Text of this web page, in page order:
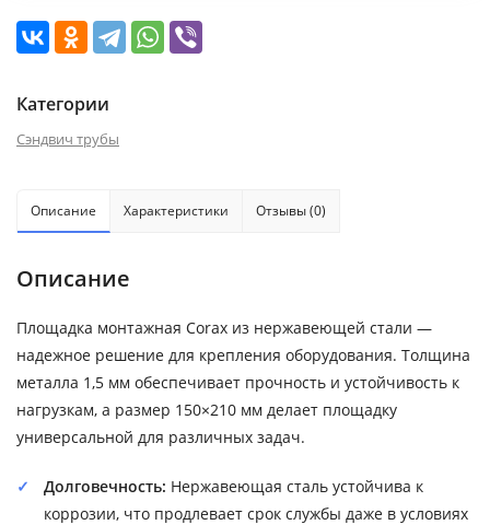
Категории
Сэндвич трубы
Описание Характеристики Отзывы (0)
Описание
Площадка монтажная Corax из нержавеющей стали —
надежное решение для крепления оборудования. Толщина
металла 1,5 мм обеспечивает прочность и устойчивость к
нагрузкам, а размер 150×210 мм делает площадку
универсальной для различных задач.
Долговечность: Нержавеющая сталь устойчива к
коррозии, что продлевает срок службы даже в условиях